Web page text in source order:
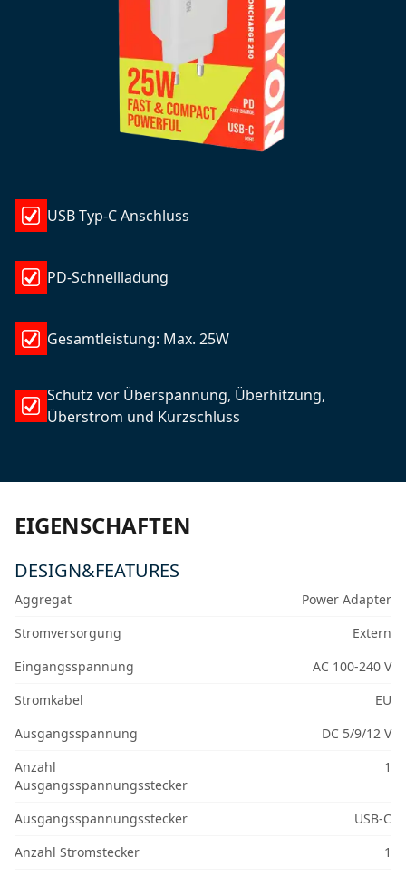
USB Typ-C Anschluss
PD-Schnellladung
Gesamtleistung: Max. 25W
Schutz vor Überspannung, Überhitzung,
Überstrom und Kurzschluss
EIGENSCHAFTEN
DESIGN&FEATURES
Aggregat
Power Adapter
Stromversorgung
Extern
Eingangsspannung
AC 100-240 V
Stromkabel
EU
Ausgangsspannung
DC 5/9/12 V
Anzahl
Ausgangsspannungsstecker
1
Ausgangsspannungsstecker
USB-C
Anzahl Stromstecker
1